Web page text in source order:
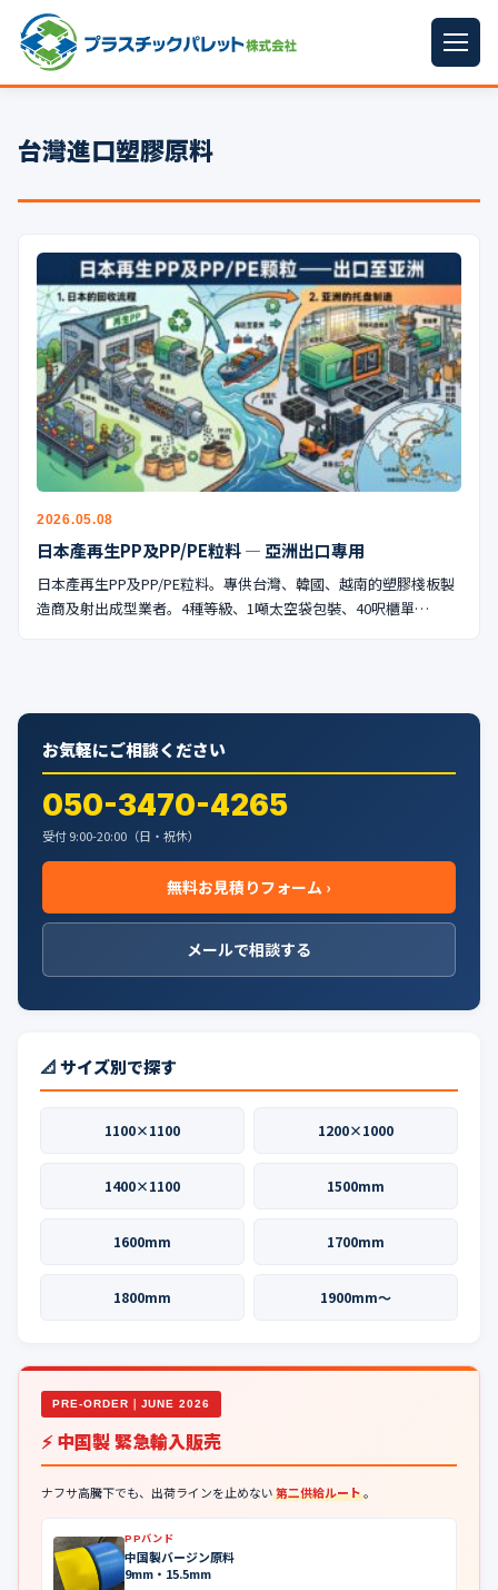
パレットサイズ
プラパレット ▼
コンテナ ▼
中古パレット
再生原料 ▼
梱包資材 ▼
イラン情勢まとめ
公式ブログ
会社案内
台灣進口塑膠原料
2026.05.08
日本產再生PP及PP/PE粒料 — 亞洲出口專用
日本產再生PP及PP/PE粒料。專供台灣、韓國、越南的塑膠棧板製
造商及射出成型業者。4種等級、1噸太空袋包裝、40呎櫃單…
お気軽にご相談ください
050-3470-4265
受付 9:00-20:00（日・祝休）
無料お見積りフォーム ›
メールで相談する
📐 サイズ別で探す
1100×1100 1200×1000
1400×1100 1500mm
1600mm 1700mm
1800mm 1900mm〜
PRE-ORDER｜JUNE 2026
⚡ 中国製 緊急輸入販売
ナフサ高騰下でも、出荷ラインを止めない第二供給ルート。
PPバンド
中国製バージン原料
9mm・15.5mm